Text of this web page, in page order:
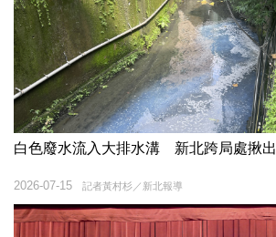
白色廢水流入大排水溝 新北跨局處揪
記者黃村杉／新北報導
2026-07-15